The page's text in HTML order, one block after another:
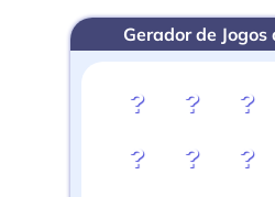
Gerador de
? ? ?
?
? ?